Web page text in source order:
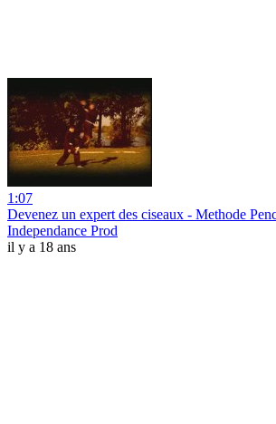
1:07
Devenez un expert des ciseaux - Methode
Independance Prod
il y a 18 ans